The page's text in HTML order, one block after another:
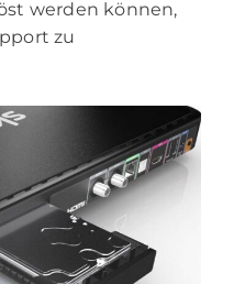
werden können,
zu